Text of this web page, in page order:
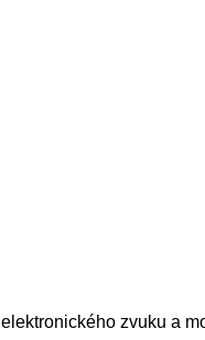
zvuku a